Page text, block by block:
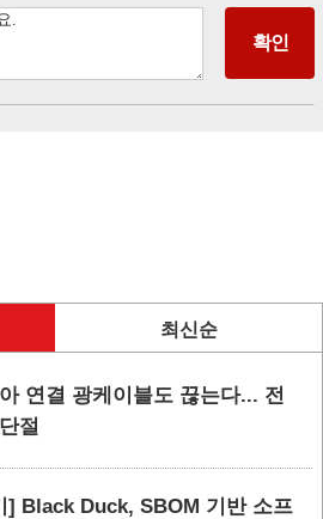
최신순
연결 광케이블도 끊는다... 전
절
] Black Duck, SBOM 기반 소프